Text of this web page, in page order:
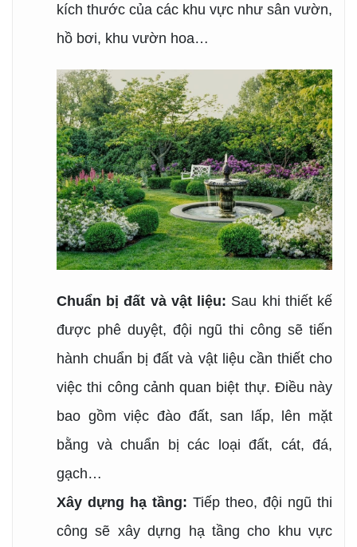
kích thước của các khu vực như sân vườn,
hồ bơi, khu vườn hoa…
Chuẩn bị đất và vật liệu: Sau khi thiết kế
được phê duyệt, đội ngũ thi công sẽ tiến
hành chuẩn bị đất và vật liệu cần thiết cho
việc thi công cảnh quan biệt thự. Điều này
bao gồm việc đào đất, san lấp, lên mặt
bằng và chuẩn bị các loại đất, cát, đá,
gạch…
Xây dựng hạ tầng: Tiếp theo, đội ngũ thi
công sẽ xây dựng hạ tầng cho khu vực